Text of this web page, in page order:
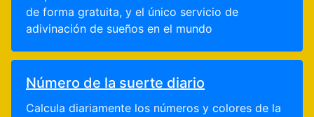
de forma gratuita, y el único servicio de
adivinación de sueños en el mundo
Número de la suerte diario
Calcula diariamente los números y colores de la